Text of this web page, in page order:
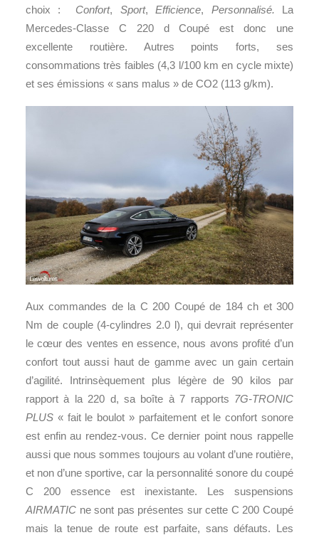
choix : Confort, Sport,Efficience, Personnalisé.
La
Mercedes-Classe C 220 d Coupé est donc une
excellente routière. Autres points forts, ses
consommations très faibles (4,3 l/100 km en cycle mixte)
et ses émissions « sans malus » de CO2 (113 g/km).
Aux commandes de la C 200 Coupé de 184 ch et 300
Nm de couple (4-cylindres 2.0 l), qui devrait représenter
le cœur des ventes en essence, nous avons profité d’un
confort tout aussi haut de gamme avec un gain certain
d’agilité. Intrinsèquement plus légère de 90 kilos par
rapport à la 220 d, sa boîte à 7 rapports 7G-TRONIC
PLUS « fait le boulot » parfaitement et le confort sonore
est enfin au rendez-vous. Ce dernier point nous rappelle
aussi que nous sommes toujours au volant d’une routière,
et non d’une sportive, car la personnalité sonore du coupé
C 200 essence est inexistante. Les suspensions
AIRMATIC ne sont pas présentes sur cette C 200 Coupé
mais la tenue de route est parfaite, sans défauts. Les